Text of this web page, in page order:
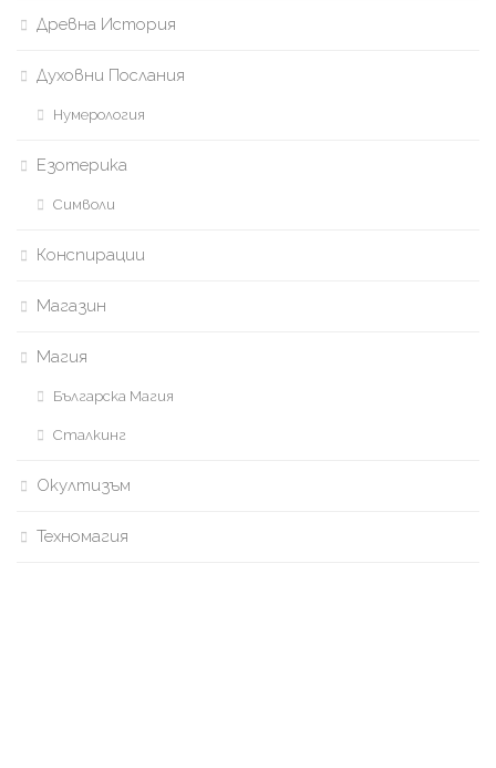
Древна История
Духовни Послания
Нумерология
Езотерика
Символи
Конспирации
Магазин
Магия
Българска Магия
Сталкинг
Окултизъм
Техномагия